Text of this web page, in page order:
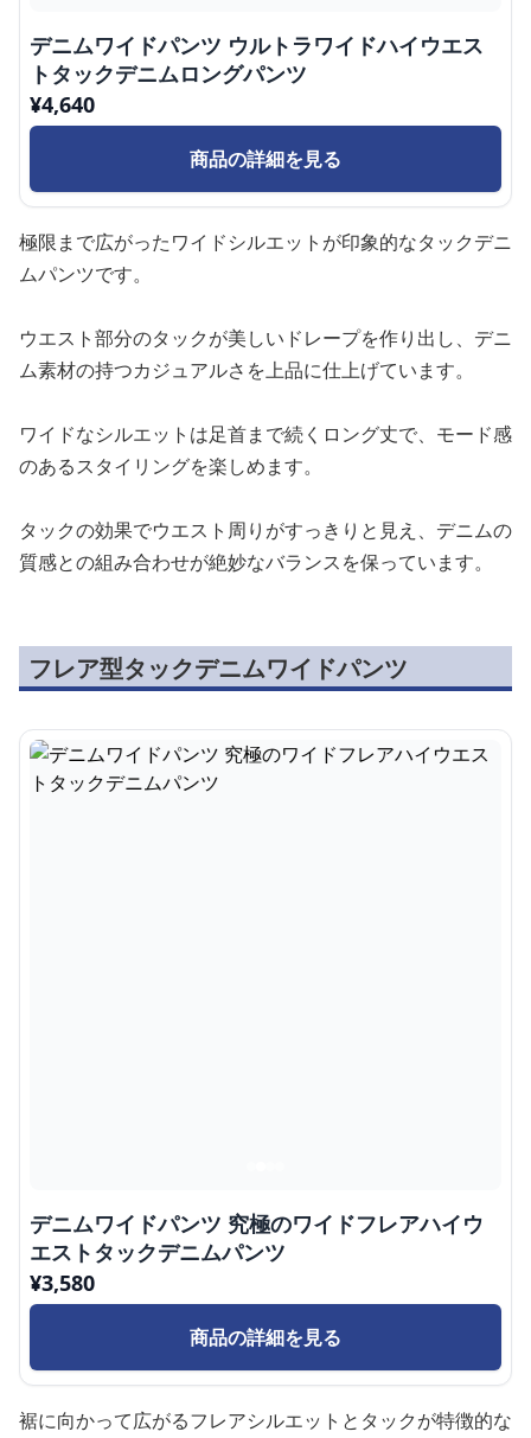
デニムワイドパンツ ウルトラワイドハイウエス
トタックデニムロングパンツ
¥4,640
商品の詳細を見る
極限まで広がったワイドシルエットが印象的なタックデニ
ムパンツです。
ウエスト部分のタックが美しいドレープを作り出し、デニ
ム素材の持つカジュアルさを上品に仕上げています。
ワイドなシルエットは足首まで続くロング丈で、モード感
のあるスタイリングを楽しめます。
タックの効果でウエスト周りがすっきりと見え、デニムの
質感との組み合わせが絶妙なバランスを保っています。
フレア型タックデニムワイドパンツ
デニムワイドパンツ 究極のワイドフレアハイウ
エストタックデニムパンツ
¥3,580
商品の詳細を見る
裾に向かって広がるフレアシルエットとタックが特徴的な